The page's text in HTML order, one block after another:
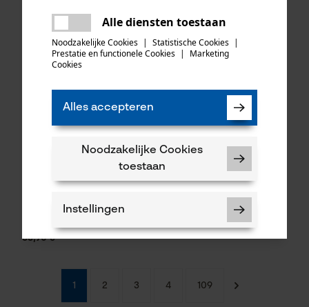
Felco multifunctioneel stuk
gereedschap 905
33,90 €*
1 2 3 4 109
Alle diensten toestaan
Noodzakelijke Cookies | Statistische Cookies |
Prestatie en functionele Cookies |
Marketing
Cookies
Alles accepteren
Noodzakelijke Cookies
toestaan
Instellingen
Er is een fout opgetreden. Gelieve
het opnieuw te proberen.
delen
mail